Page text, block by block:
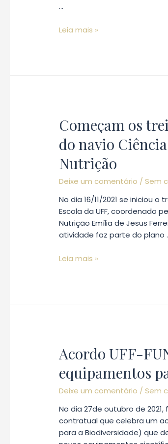
…
Grupo
Ambiente
UFF
desenvolve
pesquisa
para
suportar
estudo
viabilidade
píer
do
Mar
III
Leia mais »
Começam os
do navio
Nutrição
Deixe um comentário /Sem
No dia 16/11/2021 se iniciou
Escola da UFF, coordenado
Nutrição Emília de Jesus
atividade faz parte do plano
Começam
navio
do
Mar
pela
Faculdade
de
Leia mais »
Acordo UFF-
equipamentos
Deixe um comentário /Sem
No dia 27de outubro de
contratual que celebra um
para a Biodiversidade) que